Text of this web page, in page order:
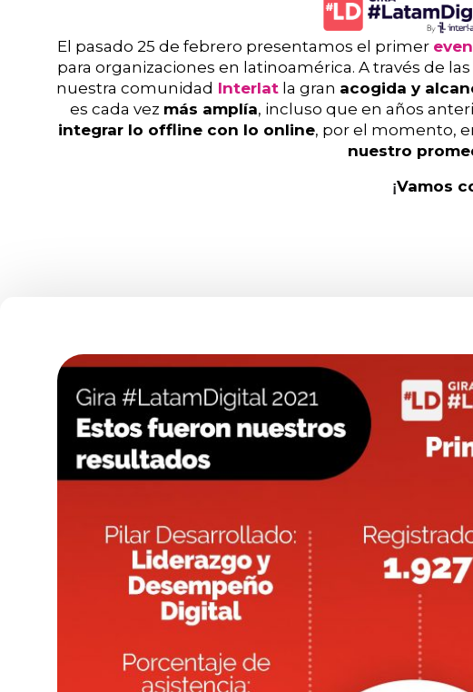
El pasado 25 de febrero presentamos el primer
para organizaciones en latinoamérica. A través de las
nuestra comunidad Interlat la gran acogida y
es cada vez más amplía, incluso que en años
integrar lo offline con lo online, por el momento,
nuestro
¡Vamos